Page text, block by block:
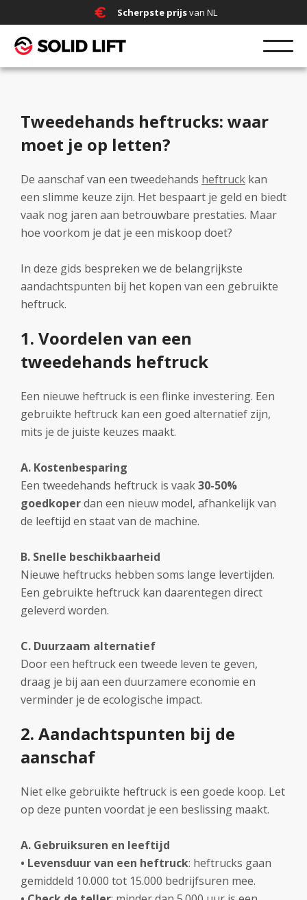
Scherpste prijsvan NL
Tweedehands heftrucks: waar
moet je op letten?
De aanschaf van een tweedehands heftruck kan
een slimme keuze zijn. Het bespaart je geld en biedt
vaak nog jaren aan betrouwbare prestaties. Maar
hoe voorkom je dat je een miskoop doet?
In deze gids bespreken we de belangrijkste
aandachtspunten bij het kopen van een gebruikte
heftruck.
1. Voordelen van een
tweedehands heftruck
Een nieuwe heftruck is een flinke investering. Een
gebruikte heftruck kan een goed alternatief zijn,
mits je de juiste keuzes maakt.
A. Kostenbesparing
Een tweedehands heftruck is vaak30-50%
goedkoperdan een nieuw model, afhankelijk van
de leeftijd en staat van de machine.
B. Snelle beschikbaarheid
Nieuwe heftrucks hebben soms lange levertijden.
Een gebruikte heftruck kan daarentegen direct
geleverd worden.
C. Duurzaam alternatief
Door een heftruck een tweede leven te geven,
draag je bij aan een duurzamere economie en
verminder je de ecologische impact.
2. Aandachtspunten bij de
aanschaf
Niet elke gebruikte heftruck is een goede koop. Let
op deze punten voordat je een beslissing maakt.
A. Gebruiksuren en leeftijd
• Levensduur van een heftruck: heftrucks gaan
gemiddeld 10.000 tot 15.000 bedrijfsuren mee.